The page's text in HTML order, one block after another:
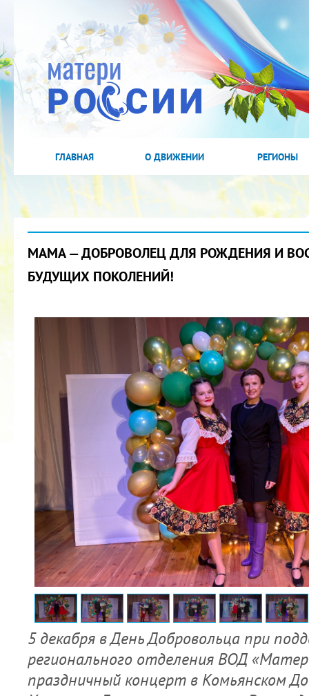
ГЛАВНАЯ О ДВИЖЕНИИ РЕГИОНЫ
МАМА — ДОБРОВОЛЕЦ ДЛЯ РОЖДЕНИЯ И
БУДУЩИХ ПОКОЛЕНИЙ!
5 декабря в День Добровольца при
регионального отделения ВОД
праздничный концерт в Комьянском
2022 ГОД ПРОВОЗГЛАШЕН ГОДОМ
МАТЕРИ В ЯКУТИИ
19.12.2021